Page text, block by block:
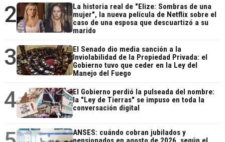
2
La historia real de "Elize: Sombras de una
mujer", la nueva película de Netflix sobre el
caso de una esposa que descuartizó a su
marido
3
El Senado dio media sanción a la
Inviolabilidad de la Propiedad Privada: el
Gobierno tuvo que ceder en la Ley del
Manejo del Fuego
4
El Gobierno perdió la pulseada del nombre:
la "Ley de Tierras" se impuso en toda la
conversación digital
ANSES: cuándo cobran jubilados y